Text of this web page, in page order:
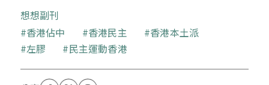
想想副刊
關鍵字
香港佔中 香港民主
香港本土派
左膠
民主運動香港